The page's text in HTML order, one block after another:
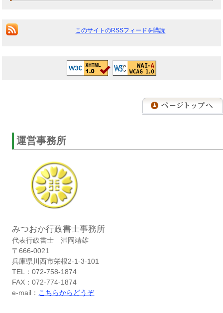
このサイトのRSSフィードを購読
運営事務所
みつおか行政書士事務所
代表行政書士 満岡靖雄
〒666-0021
兵庫県川西市栄根2-1-3-101
TEL：072-758-1874
FAX：072-774-1874
e-mail： こちらからどうぞ